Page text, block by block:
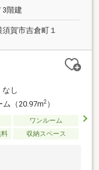
3階建
賀市吉倉町１
なし
ム（20.97m2）
ワンルーム
料 収納スペース